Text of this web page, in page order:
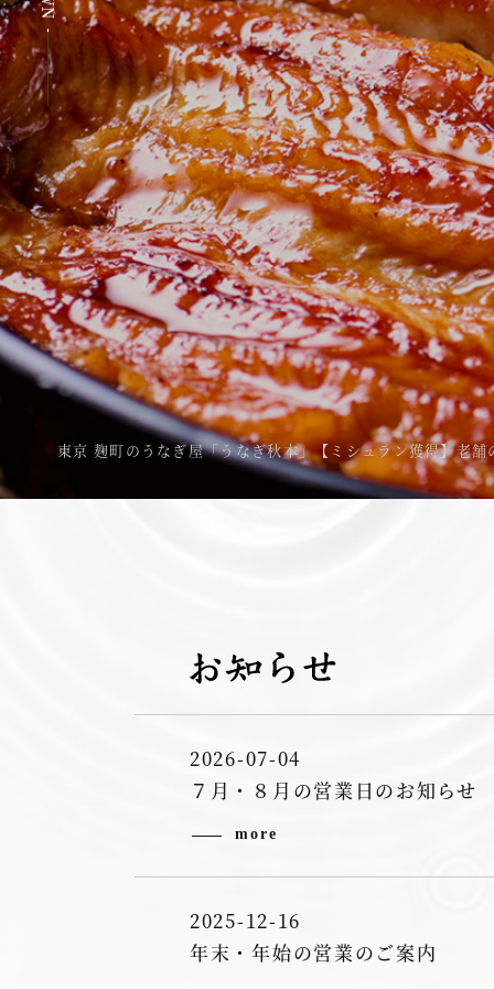
東京 麹町のうなぎ屋「うなぎ秋本」【ミシュラン獲得】老舗
2026-07-04
７月・８月の営業日のお知らせ
more
2025-12-16
年末・年始の営業のご案内